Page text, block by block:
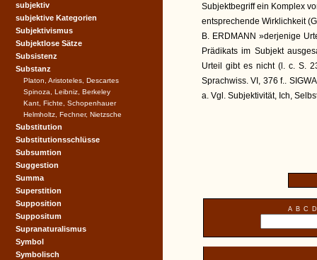
Subjektbegriff ein Komplex
entsprechende Wirklichkeit
B. ERDMANN »derjenige
Prädikats im Subjekt
Urteil gibt es nicht (l. c. S.
Sprachwiss. VI, 376 f..
a. Vgl. Subjektivität, Ich,
A B C D
subjektiv
subjektive Kategorien
Subjektivismus
Subjektlose Sätze
Subsistenz
Substanz
Platon, Aristoteles, Descartes
Spinoza, Leibniz, Berkeley
Kant, Fichte, Schopenhauer
Helmholtz, Fechner, Nietzsche
Substitution
Substitutionsschlüsse
Subsumtion
Suggestion
Summa
Superstition
Supposition
Suppositum
Supranaturalismus
Symbol
Symbolisch